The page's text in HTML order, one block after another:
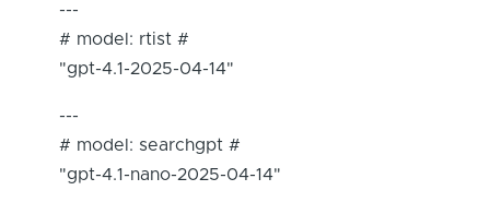
---
# model: rtist #
"gpt-4.1-2025-04-14"
---
# model: searchgpt #
"gpt-4.1-nano-2025-04-14"